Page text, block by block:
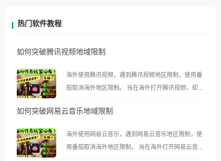
热门软件教程
如何突破腾讯视频地域限制
海外使用腾讯视频，遇到腾讯视频地区限制，使用番
茄取消海外地区限制。 当在海外打开腾讯视频，却突
示语。 海外用户如香港、澳门、台湾、美国、加拿
像其他音乐平台一样，出现地区及版权限制问题，且
仅能在中国大陆地区播放。 遇到这个问题的朋友们，
如何突破网易云音乐地域限制
海外使用网易云音乐，遇到网易云音乐地区限制，使
用番茄取消海外地区限制。 当在海外打开网易云音